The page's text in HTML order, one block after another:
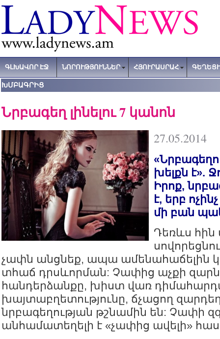
ԳԼԽԱՎՈՐ ԷՋ ՆՈՐՈՒԹՅՈՒՆՆԵՐ ՀՅՈՒՐԱՍՐԱՀ
ԽՄԲԱԳՐԻՑ
Նրբագեղ լինելու 7 կանոն
27.05.2014
խելքն է».
Իրոք,
է, երբ
մի բան
Դեռևս հին
չափն անցնեք, ապա ամենահաճելին
տհաճ դրսևորման: Չափից աչքի
հանդերձանքը, խիստ վառ
խայտաբղետությունը, ճչացող
նրբագեղության թշնամին են: Չափի
անհամատեղելի է «չափից ավելի»